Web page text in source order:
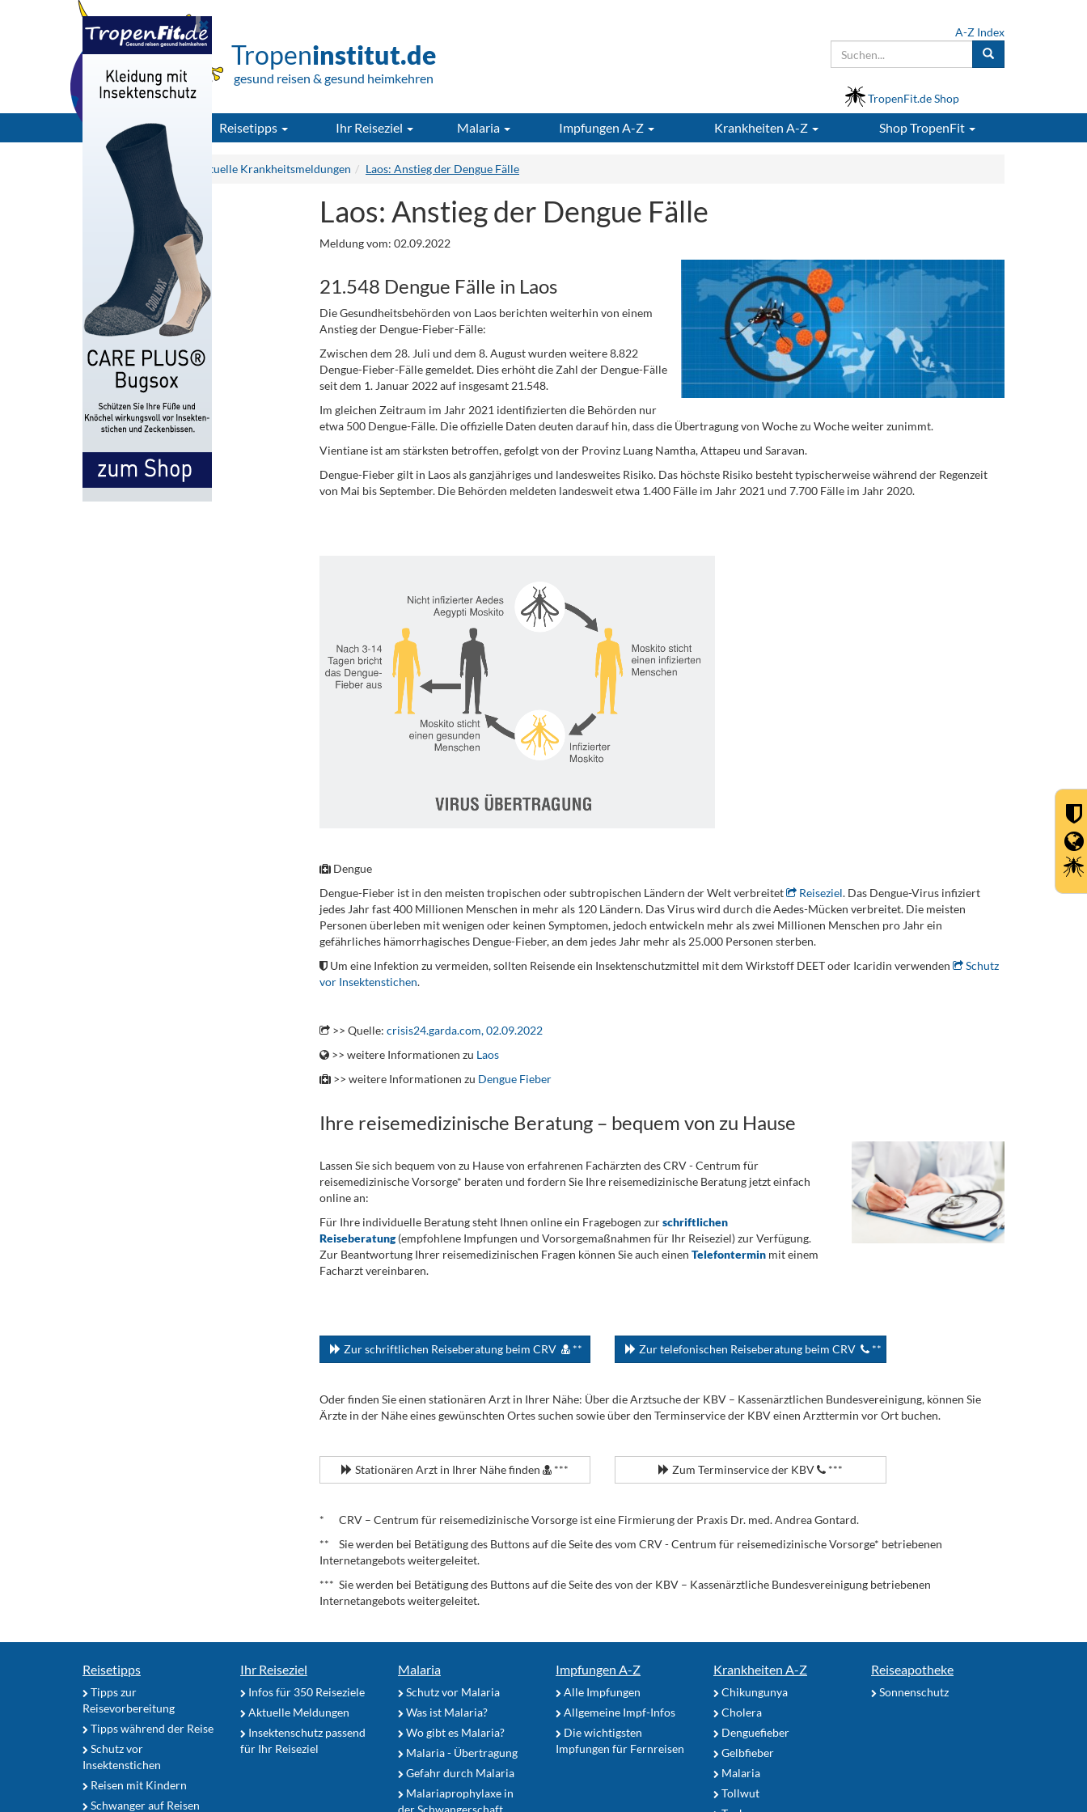
Tropeninstitut.de
gesund reisen & gesund heimkehren
A-Z Index
TropenFit.de Shop
Reisetipps Ihr Reiseziel Malaria Impfungen A-Z Krankheiten A-Z ShopTropenFit
Tropeninstitut.de Aktuelle Krankheitsmeldungen Laos: Anstieg der Dengue Fälle
Laos: Anstieg der Dengue Fälle
Meldung vom: 02.09.2022
21.548 Dengue Fälle in Laos
Die Gesundheitsbehörden von Laos berichten weiterhin von einem
Anstieg der Dengue-Fieber-Fälle:
Zwischen dem 28. Juli und dem 8. August wurden weitere 8.822
Dengue-Fieber-Fälle gemeldet. Dies erhöht die Zahl der Dengue-Fälle
seit dem 1. Januar 2022 auf insgesamt 21.548.
Im gleichen Zeitraum im Jahr 2021 identifizierten die Behörden nur
etwa 500 Dengue-Fälle. Die offizielle Daten deuten darauf hin, dass die Übertragung von Woche zu Woche weiter zunimmt.
Vientiane ist am stärksten betroffen, gefolgt von der Provinz Luang Namtha, Attapeu und Saravan.
Dengue-Fieber gilt in Laos als ganzjähriges und landesweites Risiko. Das höchste Risiko besteht typischerweise während der Regenzeit
von Mai bis September. Die Behörden meldeten landesweit etwa 1.400 Fälle im Jahr 2021 und 7.700 Fälle im Jahr 2020.
Dengue
Dengue-Fieber ist in den meisten tropischen oder subtropischen Ländern der Welt verbreitet
Reiseziel. Das Dengue-Virus infiziert
jedes Jahr fast 400 Millionen Menschen in mehr als 120 Ländern. Das Virus wird durch die Aedes-Mücken verbreitet. Die meisten
Personen überleben mit wenigen oder keinen Symptomen, jedoch entwickeln mehr als zwei Millionen Menschen pro Jahr ein
gefährliches hämorrhagisches Dengue-Fieber, an dem jedes Jahr mehr als 25.000 Personen sterben.
Um eine Infektion zu vermeiden, sollten Reisende ein Insektenschutzmittel mit dem Wirkstoff DEET oder Icaridin verwenden
Schutz
vor Insektenstichen.
>> Quelle: crisis24.garda.com, 02.09.2022
>> weitere Informationen zu Laos
>> weitere Informationen zu Dengue Fieber
Ihre reisemedizinische Beratung – bequem von zu Hause
Lassen Sie sich bequem von zu Hause von erfahrenen Fachärzten des CRV - Centrum für
reisemedizinische Vorsorge* beraten und fordern Sie Ihre reisemedizinische Beratung jetzt einfach
online an:
Für Ihre individuelle Beratung steht Ihnen online ein Fragebogen zurschriftlichen
Reiseberatung(empfohlene Impfungen und Vorsorgemaßnahmen für Ihr Reiseziel) zur Verfügung.
Zur Beantwortung Ihrer reisemedizinischen Fragen können Sie auch einen Telefonterminmit einem
Facharzt vereinbaren.
Zur schriftlichen Reiseberatung beim CRV ** Zur telefonischen Reiseberatung beim CRV **
Oder finden Sie einen stationären Arzt in Ihrer Nähe: Über die Arztsuche der KBV – Kassenärztlichen Bundesvereinigung, können Sie
Ärzte in der Nähe eines gewünschten Ortes suchen sowie über den Terminservice der KBV einen Arzttermin vor Ort buchen.
Stationären Arzt in Ihrer Nähe finden *** Zum Terminservice der KBV ***
* CRV – Centrum für reisemedizinische Vorsorge ist eine Firmierung der Praxis Dr. med. Andrea Gontard.
** Sie werden bei Betätigung des Buttons auf die Seite des vom CRV - Centrum für reisemedizinische Vorsorge* betriebenen
Internetangebots weitergeleitet.
*** Sie werden bei Betätigung des Buttons auf die Seite des von der KBV – Kassenärztliche Bundesvereinigung betriebenen
Internetangebots weitergeleitet.
Reisetipps
Tipps zur
Reisevorbereitung
Tipps während der Reise
Schutz vor
Insektenstichen
Reisen mit Kindern
Schwanger auf Reisen
Ihr Reiseziel
Infos für 350 Reiseziele
Aktuelle Meldungen
Insektenschutz passend
für Ihr Reiseziel
Malaria
Schutz vor Malaria
Was ist Malaria?
Wo gibt es Malaria?
Malaria - Übertragung
Gefahr durch Malaria
Malariaprophylaxe in
der Schwangerschaft
Impfungen A-Z
Alle Impfungen
Allgemeine Impf-Infos
Die wichtigsten
Impfungen für Fernreisen
Krankheiten A-Z
Chikungunya
Cholera
Denguefieber
Gelbfieber
Malaria
Tollwut
Reiseapotheke
Sonnenschutz